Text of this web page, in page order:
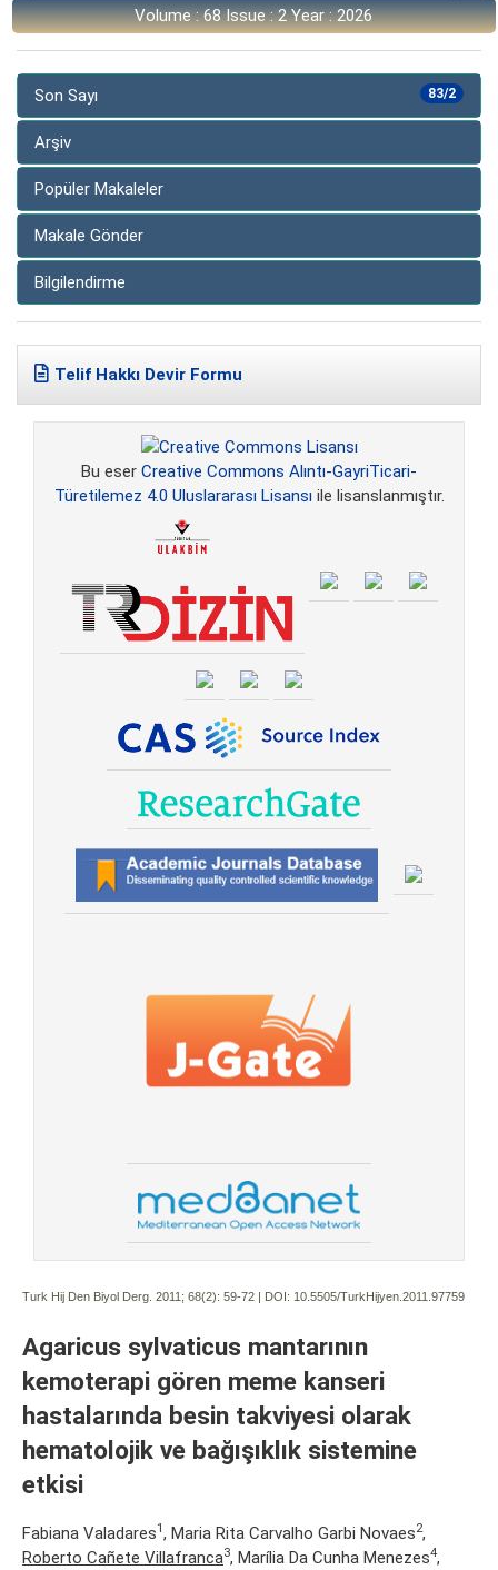
Volume : 68 Issue : 2 Year : 2026
83/2
Son Sayı
Arşiv
Popüler Makaleler
Makale Gönder
Bilgilendirme
Telif Hakkı Devir Formu
Bu eser Creative Commons Alıntı-GayriTicari-
Türetilemez 4.0 Uluslararası Lisansı ile lisanslanmıştır.
Turk Hij Den Biyol Derg. 2011; 68(2): 59-72 | DOI: 10.5505/TurkHijyen.2011.97759
Agaricus sylvaticus mantarının
kemoterapi gören meme kanseri
hastalarında besin takviyesi olarak
hematolojik ve bağışıklık sistemine
etkisi
Fabiana Valadares1, Maria Rita Carvalho Garbi Novaes2,
Roberto Cañete Villafranca3, Marília Da Cunha Menezes4,